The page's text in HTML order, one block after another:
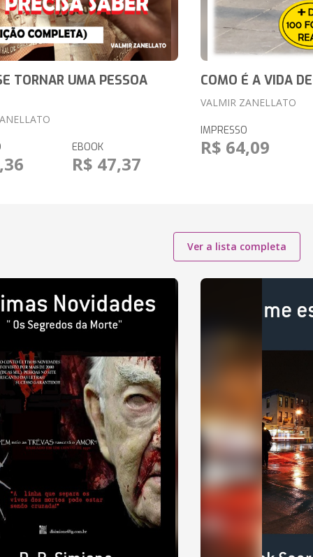
TORNAR UMA PESSOA
EBOOK
R$ 47,37
COMO É A VIDA
VALMIR ZANELLATO
IMPRESSO
R$ 64,09
Ver a lista completa